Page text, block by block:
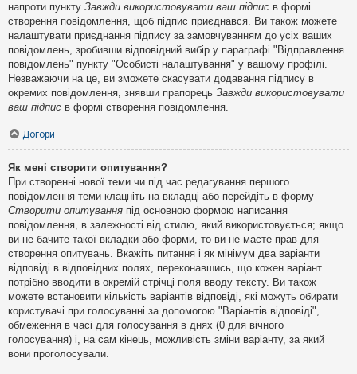
напроти пункту Завжди використовувати ваш підпис в формі
створення повідомлення, щоб підпис приєднався. Ви також можете
налаштувати приєднання підпису за замовчуванням до усіх ваших
повідомлень, зробивши відповідний вибір у параграфі "Відправлення
повідомлень" пункту "Особисті налаштування" у вашому профілі.
Незважаючи на це, ви зможете скасувати додавання підпису в
окремих повідомлення, знявши прапорець Завжди використовувати
ваш підпис в формі створення повідомлення.
Догори
Як мені створити опитування?
При створенні нової теми чи під час редагування першого
повідомлення теми клацніть на вкладці або перейдіть в форму
Створити опитування під основною формою написання
повідомлення, в залежності від стилю, який використовується; якщо
ви не бачите такої вкладки або форми, то ви не маєте прав для
створення опитувань. Вкажіть питання і як мінімум два варіанти
відповіді в відповідних полях, переконавшись, що кожен варіант
потрібно вводити в окремій стрічці поля вводу тексту. Ви також
можете встановити кількість варіантів відповіді, які можуть обирати
користувачі при голосуванні за допомогою "Варіантів відповіді",
обмеження в часі для голосування в днях (0 для вічного
голосування) і, на сам кінець, можливість зміни варіанту, за який
вони проголосували.